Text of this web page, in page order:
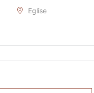
Eglise